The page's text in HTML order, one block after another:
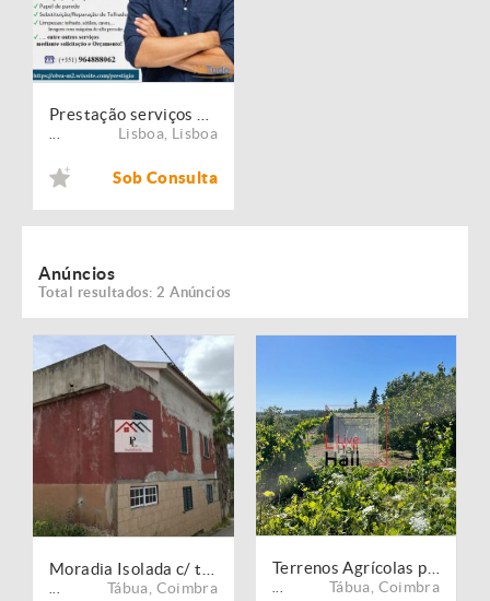
Lisboa Lisboa
Sob Consulta
Anúncios
Total resultados: 2 Anúncios
Tábua Coimbra Tábua Coimbra